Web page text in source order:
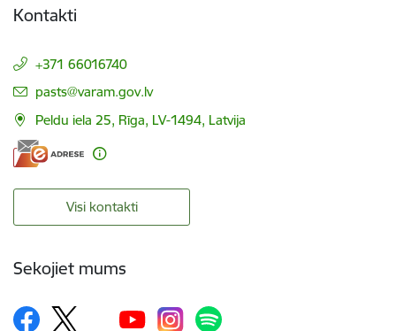
Kontakti
+371 66016740
E-pasts:
pasts@varam.gov.lv
Peldu iela 25, Rīga, LV-1494, Latvija
Visi kontakti
Sekojiet mums